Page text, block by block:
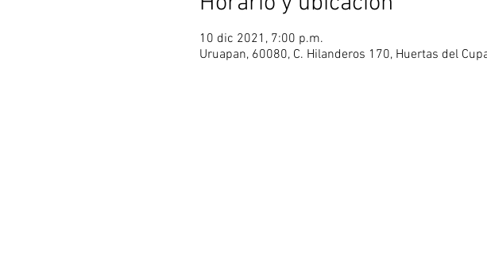
10 dic 2021, 7:00 p.m.
Uruapan, 60080, C. Hilanderos 170, Huertas del